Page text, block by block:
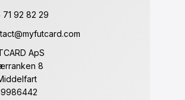
71 92 82 29
ApS
8